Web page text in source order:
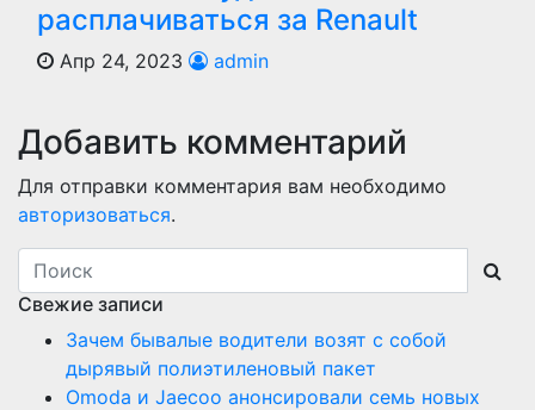
расплачиваться за Renault
Апр 24, 2023 admin
Добавить комментарий
Для отправки комментария вам необходимо
авторизоваться.
Свежие записи
Зачем бывалые водители возят с собой
дырявый полиэтиленовый пакет
Оmoda и Jaecoo анонсировали семь новых